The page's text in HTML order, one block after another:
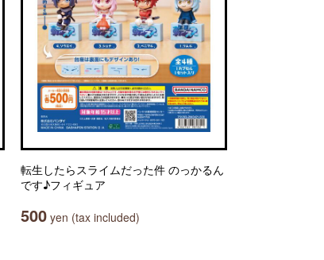
転生したらスライムだった件 のっかるん
です♪フィギュア
500 yen (tax included)